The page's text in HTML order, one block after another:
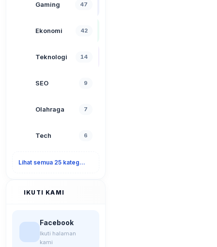
Gaming 47
Ekonomi 42
Teknologi 14
SEO 9
Olahraga 7
Tech 6
Lihat semua 25 kategori
IKUTI KAMI
Facebook
Ikuti halaman
kami